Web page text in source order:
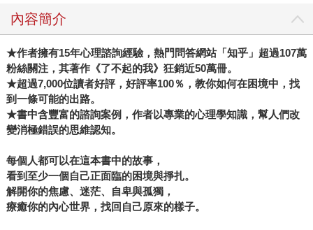
內容簡介
★作者擁有15年心理諮詢經驗，熱門問答網站「知乎」超過107萬
粉絲關注， 其著作《了不起的我》 狂銷近50萬冊。
★超過7,000位讀者好評，好評率100％，教你如何在困境中，找
到一條可能的出路。
★書中含豐富的諮詢案例，作者以專業的心理學知識，幫人們改
變消極錯誤的思維認知。
每個人都可以在這本書中的故事，
看到至少一個自己正面臨的困境與掙扎。
解開你的焦慮、迷茫、自卑與孤獨，
療癒你的內心世界，找回自己原來的樣子。